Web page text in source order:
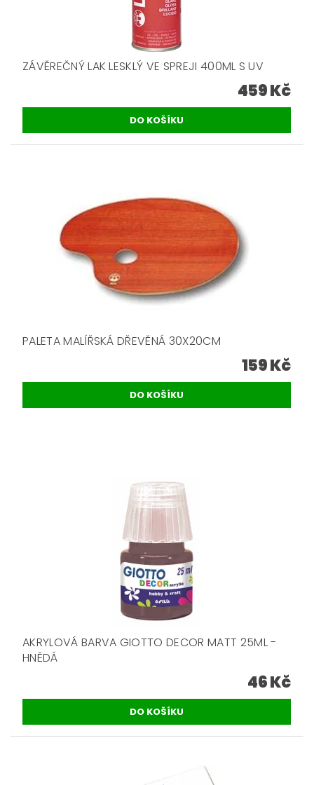
ZÁVĚREČNÝ LAK LESKLÝ VE SPREJI 400ML S UV
459 Kč
PALETA MALÍŘSKÁ DŘEVĚNÁ 30X20CM
159 Kč
AKRYLOVÁ BARVA GIOTTO DECOR MATT 25ML -
HNĚDÁ
46 Kč